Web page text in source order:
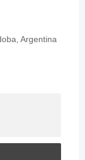
Argentina